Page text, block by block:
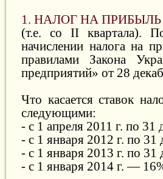
1. НАЛОГ НА ПРИБЫЛЬ
(т.е. со II квартала).
начислении налога на
правилами Закона
предприятий» от 28
Что касается ставок
следующими:
- с 1 апреля 2011 г. по
- с 1 января 2012 г. по
- с 1 января 2013 г. по
- с 1 января 2014 г. —